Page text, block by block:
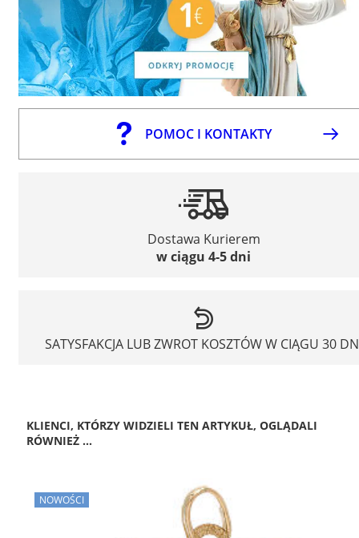
POMOC I KONTAKTY
Dostawa Kurierem
w ciągu 4-5 dni
SATYSFAKCJA LUB ZWROT KOSZTÓW W CIĄGU 30
KLIENCI, KTÓRZY WIDZIELI TEN ARTYKUŁ, OGLĄDALI
RÓWNIEŻ ...
NOWOŚCI